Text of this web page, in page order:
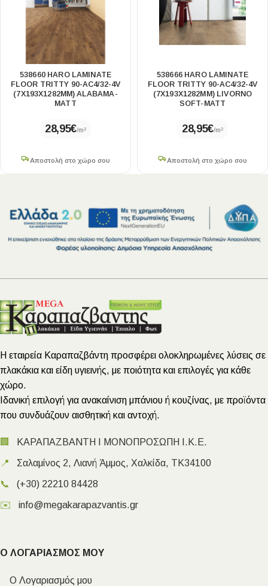
538660 HARO LAMINATE
FLOOR TRITTY 90-AC4/32-4V
(7X193X1282MM) ALABAMA-
MATT
28,95€/m²
Αποστολή στο χώρο σου
538666 HARO LAMINATE
FLOOR TRITTY 90-AC4/32-4V
(7X193X1282MM) LIVORNO
SOFT-MATT
28,95€/m²
Αποστολή στο χώρο σου
Η εταιρεία Καραπαζβάντη προσφέρει ολοκληρωμένες λύσεις σε
πλακάκια και είδη υγιεινής, με ποιότητα και επιλογές για κάθε
χώρο.
Ιδανική επιλογή για ανακαίνιση μπάνιου ή κουζίνας, με προϊόντα
που συνδυάζουν αισθητική και αντοχή.
🏢 ΚΑΡΑΠΑΖΒΑΝΤΗ Ι ΜΟΝΟΠΡΟΣΩΠΗ Ι.Κ.Ε.
📍 Σαλαμίνος 2, Λιανή Άμμος, Χαλκίδα, ΤΚ34100
📞 (+30) 22210 84428
✉️ info@megakarapazvantis.gr
Ο ΛΟΓΑΡΙΑΣΜΟΣ ΜΟΥ
Ο Λογαριασμός μου